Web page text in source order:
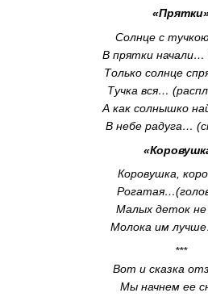
Солнце с
В прятки начали…
Только солнце
Тучка вся…
А как солнышко
В небе радуга…
Коровушка,
Малых деток не
Молока им
***
Вот и сказка
Мы начнем ее